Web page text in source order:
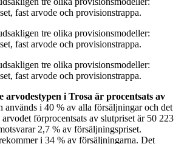
fast arvode och provisionstrappa.
tre olika provisionsmodeller:
fast arvode och provisionstrappa.
tre olika provisionsmodeller:
fast arvode och provisionstrappa.
arvodestypen i Trosa är procentsats av
används i 40 % av alla försäljningar och det
arvodet förprocentsats av slutpriset är 50 223
2,7 % av försäljningspriset.
i 34 % av försäljningarna. Det